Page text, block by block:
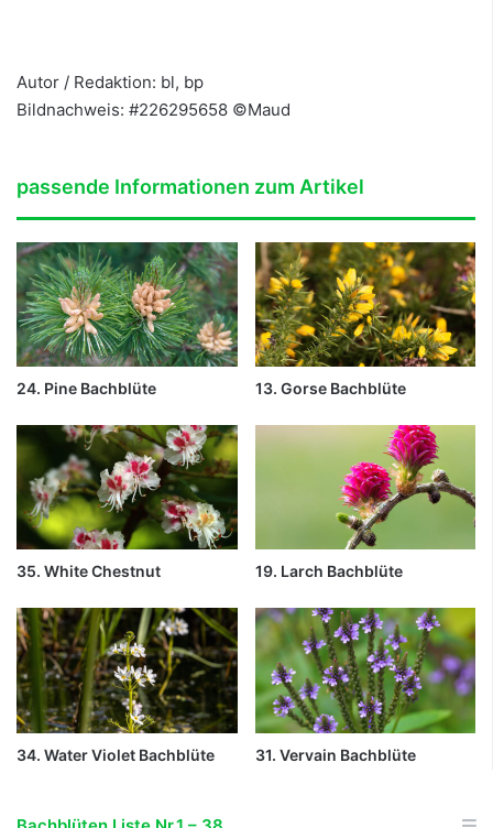
Autor / Redaktion: bl, bp
Bildnachweis: #226295658 ©Maud
passende Informationen zum Artikel
24. Pine Bachblüte 13. Gorse Bachblüte
35. White Chestnut 19. Larch Bachblüte
34. Water Violet Bachblüte 31. Vervain Bachblüte